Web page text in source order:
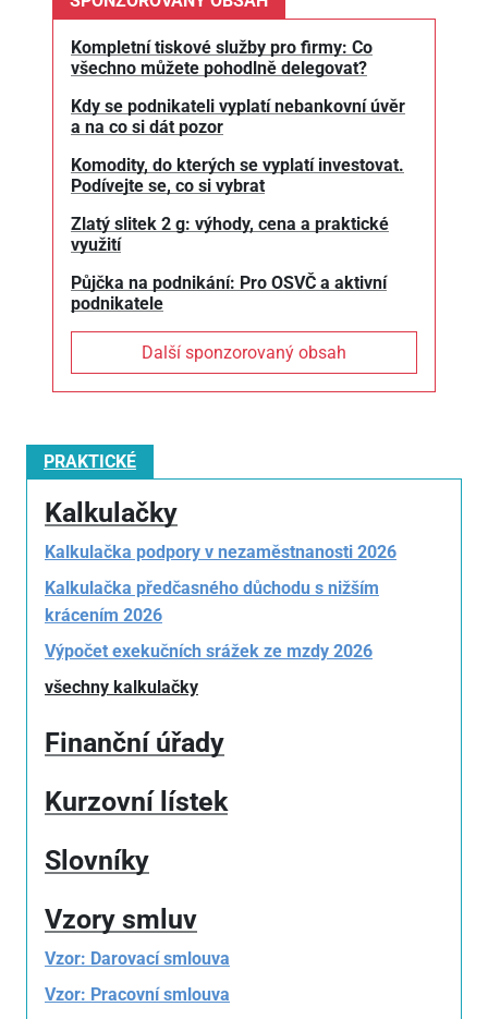
Kompletní tiskové služby pro firmy: Co
všechno můžete pohodlně delegovat?
Kdy se podnikateli vyplatí nebankovní úvěr
a na co si dát pozor
Komodity, do kterých se vyplatí investovat.
Podívejte se, co si vybrat
Zlatý slitek 2 g: výhody, cena a praktické
využití
Půjčka na podnikání: Pro OSVČ a aktivní
podnikatele
Další sponzorovaný obsah
PRAKTICKÉ
Kalkulačky
Kalkulačka podpory v nezaměstnanosti 2026
Kalkulačka předčasného důchodu s nižším
krácením 2026
Výpočet exekučních srážek ze mzdy 2026
všechny kalkulačky
Finanční úřady
Kurzovní lístek
Slovníky
Vzory smluv
Vzor: Darovací smlouva
Vzor: Pracovní smlouva